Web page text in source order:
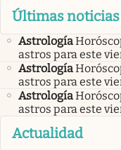
Últimas noticias
Astrología
astros para este
Astrología
astros para este
Astrología
astros para este
Actualidad